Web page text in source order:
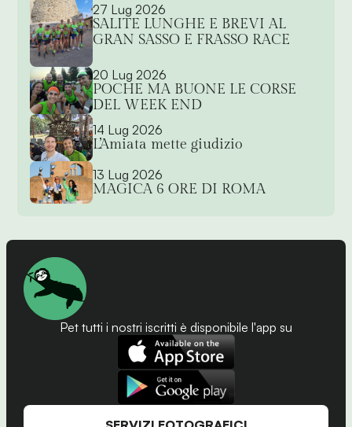
27 Lug 2026
SALITE LUNGHE E BREVI AL
GRAN SASSO E FRASSO RACE
20 Lug 2026
POCHE MA BUONE LE CORSE
DEL WEEK END
14 Lug 2026
L’Amiata mette giudizio
13 Lug 2026
MAGICA 6 ORE DI ROMA
Pet tutti i nostri iscritti è disponibile l'app su